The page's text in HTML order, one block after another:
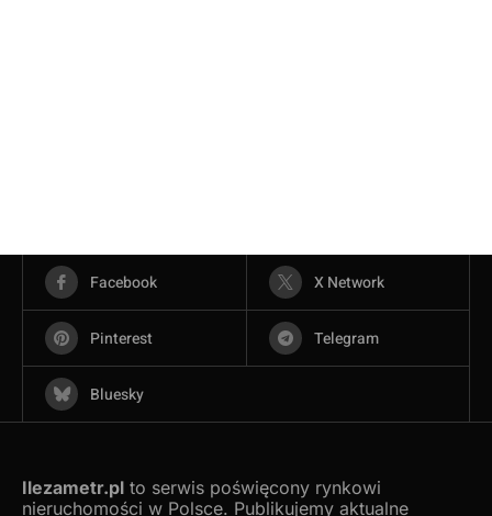
Facebook X Network
Pinterest Telegram
Bluesky
Ilezametr.pl to serwis poświęcony rynkowi
nieruchomości w Polsce. Publikujemy aktualne